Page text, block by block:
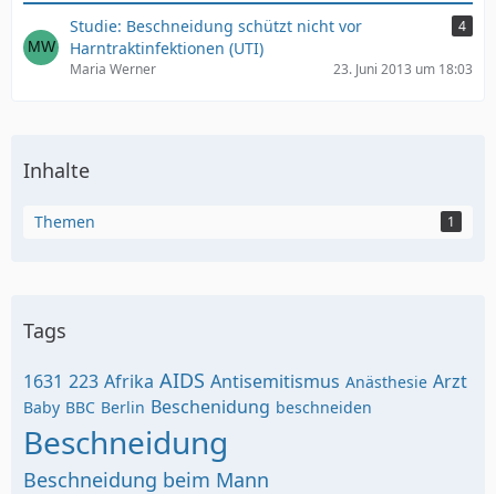
Studie: Beschneidung schützt nicht vor
Harntraktinfektionen (UTI)
4
Maria Werner 23. Juni 2013 um 18:03
Inhalte
Themen 1
Tags
1631 223 Afrika AIDS Antisemitismus Anästhesie Arzt
Baby BBC Berlin Beschenidung beschneiden
Beschneidung
Beschneidung beim Mann